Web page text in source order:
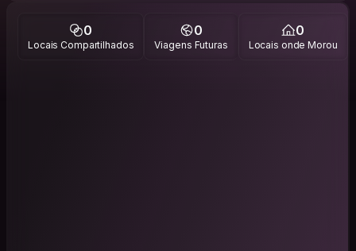
0
Locais Compartilhados
0
Viagens Futuras
0
Locais onde Morou